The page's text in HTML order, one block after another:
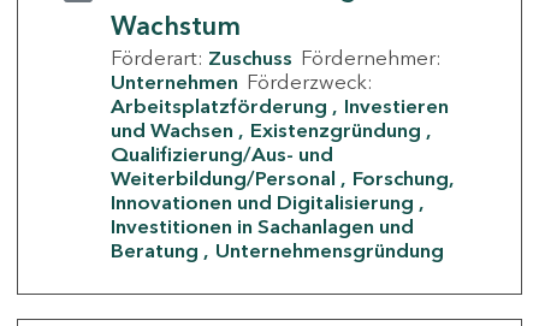
Wachstum
Förderart: Zuschuss Fördernehmer:
Unternehmen Förderzweck:
Arbeitsplatzförderung
Investieren
und Wachsen
Existenzgründung
Qualifizierung/Aus- und
Weiterbildung/Personal
Forschung,
Innovationen und Digitalisierung
Investitionen in Sachanlagen und
Beratung
Unternehmensgründung